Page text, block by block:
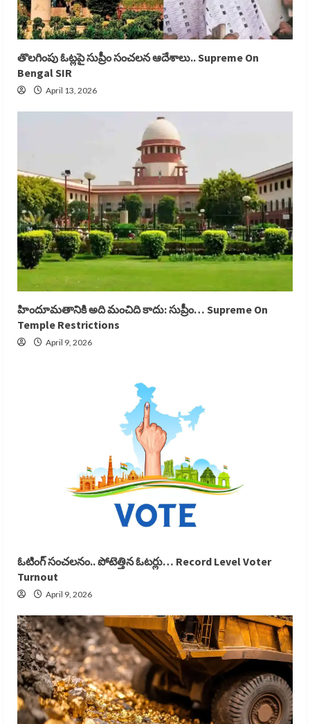
తొలగింపు ఓట్లపై సుప్రీం సంచలన ఆదేశాలు.. Supreme On
Bengal SIR
April 13, 2026
హిందూమతానికి అది మంచిది కాదు: సుప్రీం… Supreme On
Temple Restrictions
April 9, 2026
ఓటింగ్ సంచలనం.. పోటెత్తిన ఓటర్లు… Record Level Voter
Turnout
April 9, 2026